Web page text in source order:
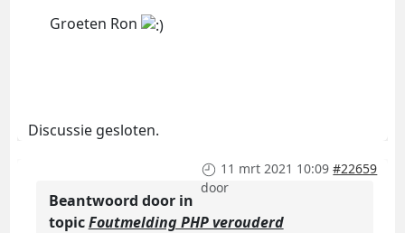
Groeten Ron
Discussie gesloten.
11 mrt 2021 10:09 #22659
door
Beantwoord door in
topicFoutmelding PHP verouderd